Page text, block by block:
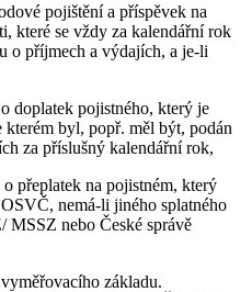
pojištění a příspěvek na
které se vždy za kalendářní rok
o příjmech a výdajích, a je-li
doplatek pojistného, který je
byl, popř. měl být, podán
za příslušný kalendářní rok,
přeplatek na pojistném, který
nemá-li jiného splatného
MSSZ nebo České správě
základu.